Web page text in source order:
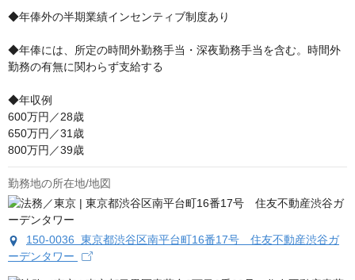
◆年俸外の半期業績インセンティブ制度あり
◆年俸には、所定の時間外勤務手当・深夜勤務手当を含む。時間外
勤務の有無に関わらず支給する
◆年収例
600万円／28歳
650万円／31歳
800万円／39歳
勤務地の所在地/地図
150-0036 東京都渋谷区南平台町16番17号 住友不動産渋谷ガ
ーデンタワー